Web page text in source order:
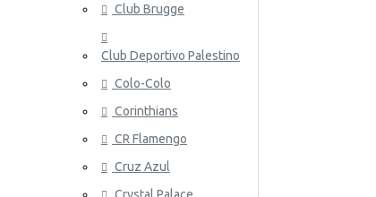
Panama
Portugali
Club Brugge
Club Deportivo Palestino
Colo-Colo
Corinthians
CR Flamengo
Cruz Azul